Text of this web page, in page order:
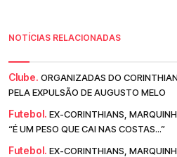
NOTÍCIAS RELACIONADAS
Clube. ORGANIZADAS DO
PELA EXPULSÃO DE AUGUSTO MELO
Futebol. EX-CORINTHIANS,
“É UM PESO QUE CAI NAS COSTAS...”
Futebol. EX-CORINTHIANS,